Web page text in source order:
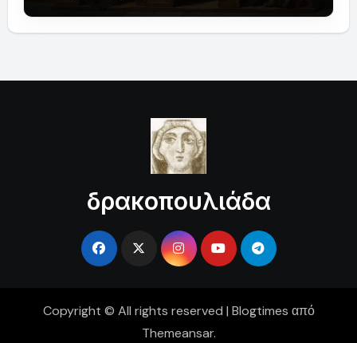
δρακοπουλιάδα
Copyright © All rights reserved | Blogtimes από
Themeansar.